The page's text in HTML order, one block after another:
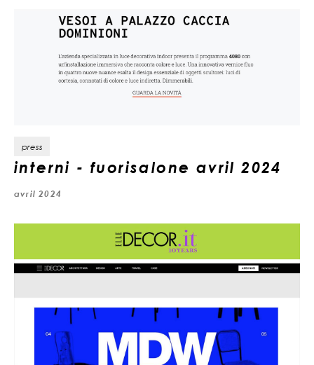
press
interni - fuorisalone avril 2024
avril 2024